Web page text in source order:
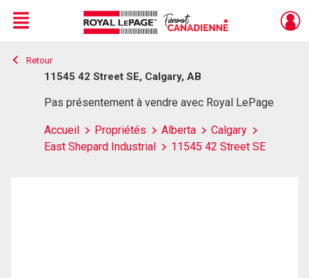
Live
En Direct
Menu
Retour
11545 42 Street SE, Calgary, AB
Pas présentement à vendre avec Royal LePage
Accueil Propriétés Alberta
Calgary
East Shepard Industrial
11545 42 Street SE